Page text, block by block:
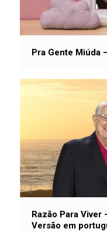
Pra Gente Miúda
Razão Para Viver
Versão em